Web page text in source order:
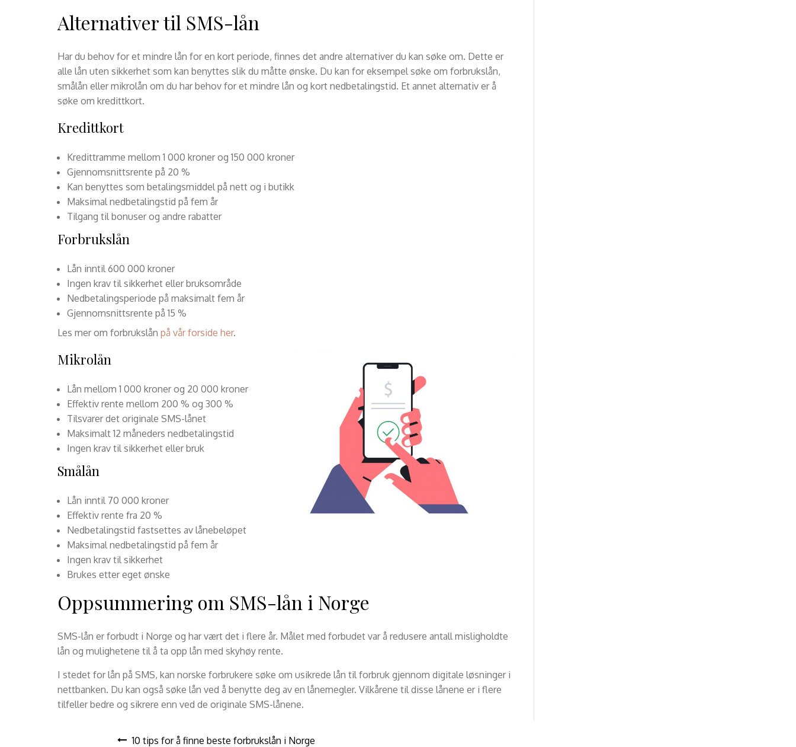
Alternativer til SMS-lån
Har du behov for et mindre lån for en kort periode, finnes det andre alternativer du kan søke om. Dette er
alle lån uten sikkerhet som kan benyttes slik du måtte ønske. Du kan for eksempel søke om forbrukslån,
smålån eller mikrolån om du har behov for et mindre lån og kort nedbetalingstid. Et annet alternativ er å
søke om kredittkort.
Kredittkort
Kredittramme mellom 1 000 kroner og 150 000 kroner
Gjennomsnittsrente på 20 %
Kan benyttes som betalingsmiddel på nett og i butikk
Maksimal nedbetalingstid på fem år
Tilgang til bonuser og andre rabatter
Forbrukslån
Lån inntil 600 000 kroner
Ingen krav til sikkerhet eller bruksområde
Nedbetalingsperiode på maksimalt fem år
Gjennomsnittsrente på 15 %
Les mer om forbrukslån på vår forside her.
Mikrolån
Lån mellom 1 000 kroner og 20 000 kroner
Effektiv rente mellom 200 % og 300 %
Tilsvarer det originale SMS-lånet
Maksimalt 12 måneders nedbetalingstid
Ingen krav til sikkerhet eller bruk
Smålån
Lån inntil 70 000 kroner
Effektiv rente fra 20 %
Nedbetalingstid fastsettes av lånebeløpet
Maksimal nedbetalingstid på fem år
Ingen krav til sikkerhet
Brukes etter eget ønske
Oppsummering om SMS-lån i Norge
SMS-lån er forbudt i Norge og har vært det i flere år. Målet med forbudet var å redusere antall misligholdte
lån og mulighetene til å ta opp lån med skyhøy rente.
I stedet for lån på SMS, kan norske forbrukere søke om usikrede lån til forbruk gjennom digitale løsninger i
nettbanken. Du kan også søke lån ved å benytte deg av en lånemegler. Vilkårene til disse lånene er i flere
tilfeller bedre og sikrere enn ved de originale SMS-lånene.
10 tips for å finne beste forbrukslån i Norge